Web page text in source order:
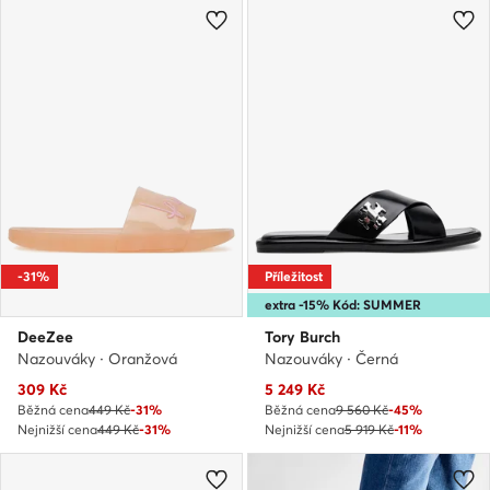
-31%
DeeZee
Nazouváky · Oranžová
Aktuální cena
309 Kč
Běžná cena449 Kč-31%
Nejnižší cena449 Kč-31%
extra -15% Kód: SUMMER
Příležitost
Tory Burch
Nazouváky · Černá
Aktuální cena
5 249 Kč
Běžná cena9 560 Kč-45%
Nejnižší cena5 919 Kč-11%